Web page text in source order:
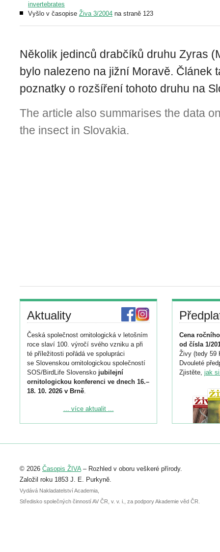
invertebrates
Vyšlo v časopise Živa 3/2004 na straně 123
Několik jedinců drabčíků druhu Zyras
bylo nalezeno na jižní Moravě. Článek
poznatky o rozšíření tohoto druhu na
The article also summarises the data
the insect in Slovakia.
Aktuality
Česká společnost ornitologická v letošním
roce slaví 100. výročí svého vzniku a při
té příležitosti pořádá ve spolupráci
se Slovenskou ornitologickou společností
SOS/BirdLife Slovensko jubilejní
ornitologickou konferenci ve dnech 16.–
18. 10. 2026 v Brně.
Podrobnější informace ke konferenci
Registrovat se můžete do 6. září.
abstraktu přihlášené přednášky nebo
posteru je už 30. června.
... více aktualit ...
Cena
od čísla 1/
Živy (tedy 59
Dvouleté
Zjistěte, jak
© 2026 Časopis ŽIVA– Rozhled v oboru veškeré přírody.
Založil roku 1853 J. E. Purkyně.
Vydává Nakladatelství Academia,
Středisko společných činností AV ČR, v. v. i., za podpory Akademie věd ČR.